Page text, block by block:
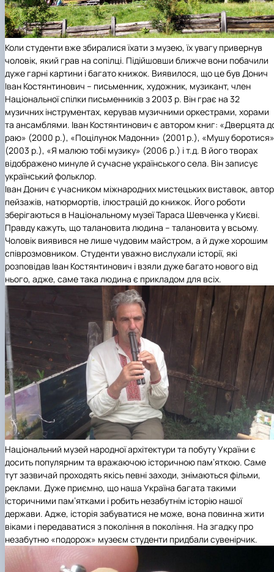
Коли студенти вже збиралися їхати з музею, їх увагу привернув
чоловік, який грав на сопілці. Підійшовши ближче вони побачили
дуже гарні картини і багато книжок. Виявилося, що це був Донич
Іван Костянтинович – письменник, художник, музикант, член
Національної спілки письменників з 2003 р. Він грає на 32
музичних інструментах, керував музичними оркестрами, хорами
та ансамблями. Іван Костянтинович є автором книг: «Дверцята
раю» (2000 р.), «Поцілунок Мадонни» (2001 р.), «Мушу боротися»
(2003 р.), «Я малюю тобі музику» (2006 р.) і т.д. В його творах
відображено минуле й сучасне українського села. Він записує
український фольклор.
Іван Донич є учасником міжнародних мистецьких виставок, автор
пейзажів, натюрмортів, ілюстрацій до книжок. Його роботи
зберігаються в Національному музеї Тараса Шевченка у Києві.
Правду кажуть, що талановита людина – талановита у всьому.
Чоловік виявився не лише чудовим майстром, а й дуже хорошим
співрозмовником. Студенти уважно вислухали історії, які
розповідав Іван Костянтинович і взяли дуже багато нового від
нього, адже, саме така людина є прикладом для всіх.
Національний музей народної архітектури та побуту України є
досить популярним та вражаючою історичною пам’яткою. Саме
тут зазвичай проходять якісь певні заходи, знімаються фільми,
реклами. Дуже приємно, що наша Україна багата такими
історичними пам’ятками і робить незабутнім історію нашої
держави. Адже, історія забуватися не може, вона повинна жити
віками і передаватися з покоління в покоління. На згадку про
незабутню «подорож» музеєм студенти придбали сувенірчик.